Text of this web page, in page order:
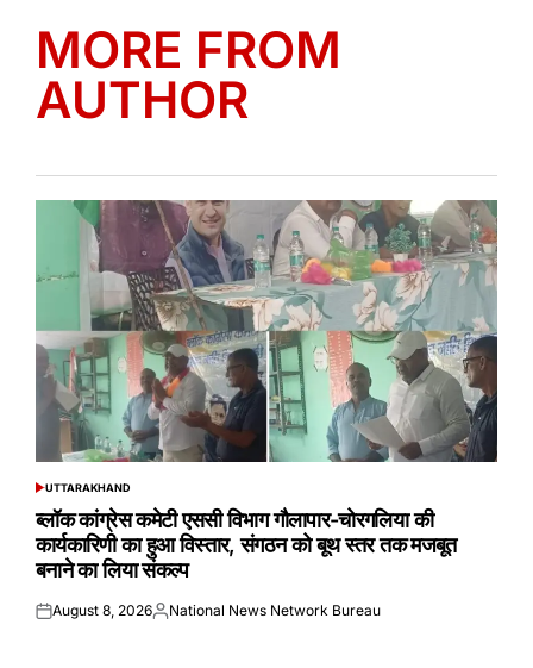
MORE FROM
AUTHOR
POSTED
UTTARAKHAND
ब्लॉक कांग्रेस कमेटी एससी विभाग गौलापार-चोरगलिया की
कार्यकारिणी का हुआ विस्तार, संगठन को बूथ स्तर तक मजबूत
बनाने का लिया संकल्प
Posted
August 8, 2026Posted
National News Network Bureau